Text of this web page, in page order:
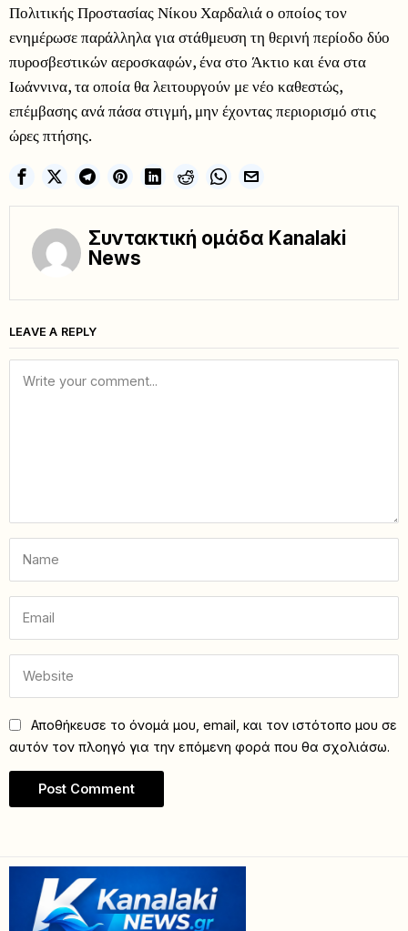
Πολιτικής Προστασίας Νίκου Χαρδαλιά ο οποίος τον
ενημέρωσε παράλληλα για στάθμευση τη θερινή περίοδο δύο
πυροσβεστικών αεροσκαφών, ένα στο Άκτιο και ένα στα
Ιωάννινα, τα οποία θα λειτουργούν με νέο καθεστώς,
επέμβασης ανά πάσα στιγμή, μην έχοντας περιορισμό στις
ώρες πτήσης.
Συντακτική ομάδα Kanalaki
News
LEAVE A REPLY
Αποθήκευσε το όνομά μου, email, και τον ιστότοπο μου σε
αυτόν τον πλοηγό για την επόμενη φορά που θα σχολιάσω.